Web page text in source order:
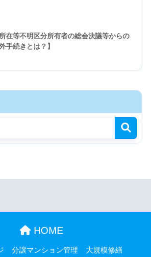
所在等不明区分所有者の総会決議等からの
手続きとは？】
HOME
分譲マンション管理 大規模修繕